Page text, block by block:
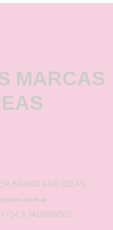
MARCAS
BRAND AND IDEAS
+54 9 3416699563